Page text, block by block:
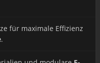
für maximale Effizienz
.